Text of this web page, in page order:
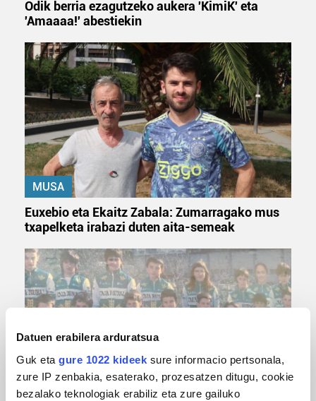
Datuen erabilera arduratsua
Guk eta gure 1022 kideek sure informacio pertsonala,
zure IP zenbakia, esaterako, prozesatzen ditugu, cookie
bezalako teknologiak erabiliz eta zure gailuko
Odik berria ezagutzeko aukera 'KimiK' eta
'Amaaaa!' abestiekin
MUSA
Euxebio eta Ekaitz Zabala: Zumarragako mus
txapelketa irabazi duten aita-semeak
TXIRRINDULARITZA